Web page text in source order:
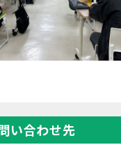
い合わせ先